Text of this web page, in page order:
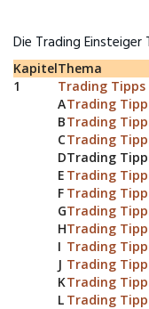
Die Trading Einsteiger
KapitelThema
1
Trading Tipps
ATrading
BTrading
CTrading
DTrading
E Trading
F Trading
GTrading
HTrading
I Trading
J Trading
KTrading
L Trading